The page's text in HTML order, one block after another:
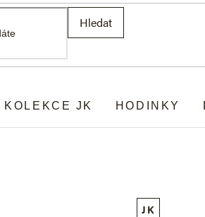
Hledat
KOLEKCE JK HODINKY
JK